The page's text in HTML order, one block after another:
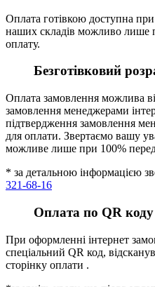
Оплата готівкою доступна
наших складів можливо лише
оплату.
Безготівковий
Оплата замовлення можлива
замовлення менеджерами
підтвердження замовлення
для оплати. Звертаємо вашу
можливе лише при 100%
* за детальною інформацією
321-68-16
Оплата по QR коду
При оформленні інтернет
спеціальний QR код,
сторінку оплати .